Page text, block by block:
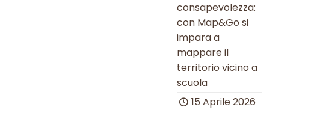
consapevolezza:
con Map&Go si
impara a
mappare il
territorio vicino a
scuola
15 Aprile 2026